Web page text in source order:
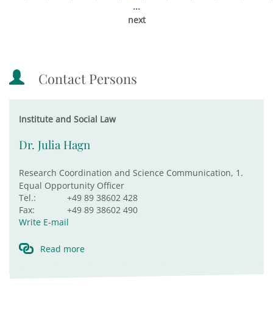
...
next
Contact Persons
Institute and Social Law
Dr. Julia Hagn
Research Coordination and Science Communication, 1.
Equal Opportunity Officer
Tel.:
+49 89 38602 428
Fax:
+49 89 38602 490
Write E-mail
Read more